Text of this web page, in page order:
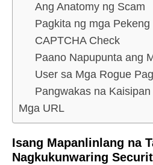
Ang Anatomy ng Scam
Pagkita ng mga Pekeng
CAPTCHA Check
Paano Napupunta ang
User sa Mga Rogue
Pangwakas na Kaisipan
Mga URL
Isang Mapanlinlang na
Nagkukunwaring